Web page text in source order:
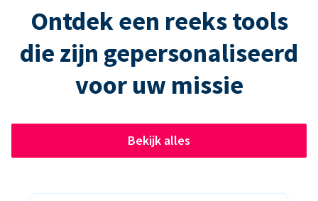
Ontdek een reeks tools
die zijn gepersonaliseerd
voor uw missie
Bekijk alles